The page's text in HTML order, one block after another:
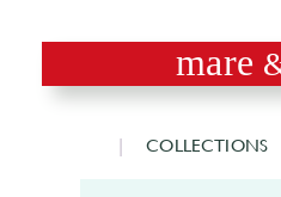
mare
COLLECTIONS